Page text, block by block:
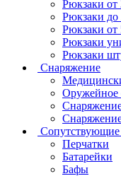
Рюкзаки от
Рюкзаки до
Рюкзаки от
Рюкзаки
Рюкзаки
Снаряжение
Оружейное
Сопутствующие
Перчатки
Батарейки
Бафы